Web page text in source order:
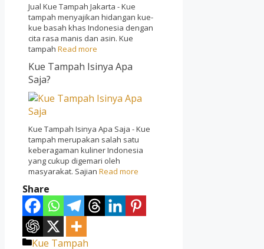
Jual Kue Tampah Jakarta - Kue
tampah menyajikan hidangan kue-
kue basah khas Indonesia dengan
cita rasa manis dan asin. Kue
tampah Read more
Kue Tampah Isinya Apa
Saja?
Kue Tampah Isinya Apa Saja - Kue
tampah merupakan salah satu
keberagaman kuliner Indonesia
yang cukup digemari oleh
masyarakat. Sajian Read more
Share
Categories
Kue Tampah